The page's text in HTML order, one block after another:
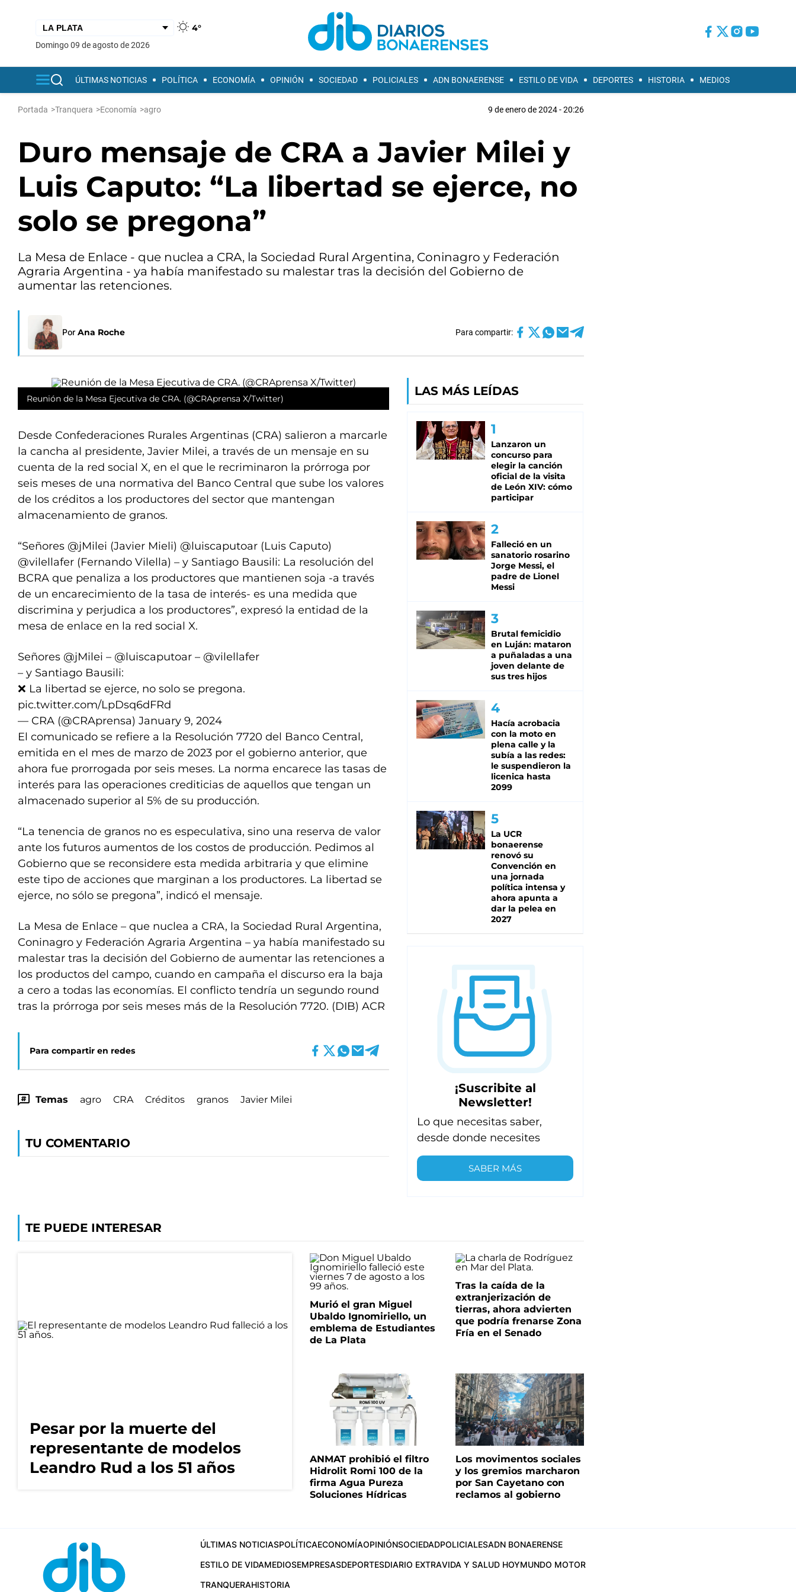
4°
domingo 09 de agosto de 2026
ÚLTIMAS NOTICIAS POLÍTICA ECONOMÍA OPINIÓN SOCIEDAD POLICIALES ADN BONAERENSE ESTILO DE VIDA DEPORTES HISTORIA MEDIOS
Portada >Tranquera >Economía >agro 9 de enero de 2024 - 20:26
Duro mensaje de CRA a Javier Milei y
Luis Caputo: “La libertad se ejerce, no
solo se pregona”
La Mesa de Enlace - que nuclea a CRA, la Sociedad Rural Argentina, Coninagro y Federación
Agraria Argentina - ya había manifestado su malestar tras la decisión del Gobierno de
aumentar las retenciones.
Por Ana Roche Para compartir:
Reunión de la Mesa Ejecutiva de CRA. (@CRAprensa X/Twitter)
Desde Confederaciones Rurales Argentinas (CRA) salieron a marcarle
la cancha al presidente, Javier Milei, a través de un mensaje en su
cuenta de la red social X, en el que le recriminaron la prórroga por
seis meses de una normativa del Banco Central que sube los valores
de los créditos a los productores del sector que mantengan
almacenamiento de granos.
“Señores @jMilei (Javier Mieli) @luiscaputoar (Luis Caputo)
@vilellafer (Fernando Vilella) – y Santiago Bausili: La resolución del
BCRA que penaliza a los productores que mantienen soja -a través
de un encarecimiento de la tasa de interés- es una medida que
discrimina y perjudica a los productores”, expresó la entidad de la
mesa de enlace en la red social X.
Señores @jMilei – @luiscaputoar – @vilellafer
– y Santiago Bausili:
❌ La libertad se ejerce, no solo se pregona.
pic.twitter.com/LpDsq6dFRd
— CRA (@CRAprensa) January 9, 2024
El comunicado se refiere a la Resolución 7720 del Banco Central,
emitida en el mes de marzo de 2023 por el gobierno anterior, que
ahora fue prorrogada por seis meses. La norma encarece las tasas de
interés para las operaciones crediticias de aquellos que tengan un
almacenado superior al 5% de su producción.
“La tenencia de granos no es especulativa, sino una reserva de valor
ante los futuros aumentos de los costos de producción. Pedimos al
Gobierno que se reconsidere esta medida arbitraria y que elimine
este tipo de acciones que marginan a los productores. La libertad se
ejerce, no sólo se pregona”, indicó el mensaje.
La Mesa de Enlace – que nuclea a CRA, la Sociedad Rural Argentina,
Coninagro y Federación Agraria Argentina – ya había manifestado su
malestar tras la decisión del Gobierno de aumentar las retenciones a
los productos del campo, cuando en campaña el discurso era la baja
a cero a todas las economías. El conflicto tendría un segundo round
tras la prórroga por seis meses más de la Resolución 7720. (DIB) ACR
Para compartir en redes
Temas agro CRA Créditos granos Javier Milei
TU COMENTARIO
LAS MÁS LEÍDAS
Lanzaron un
concurso para
elegir la canción
oficial de la visita
de León XIV: cómo
participar
Falleció en un
sanatorio rosarino
Jorge Messi, el
padre de Lionel
Messi
Brutal femicidio
en Luján: mataron
a puñaladas a una
joven delante de
sus tres hijos
Hacía acrobacia
con la moto en
plena calle y la
subía a las redes:
le suspendieron la
licenica hasta
2099
La UCR
bonaerense
renovó su
Convención en
una jornada
política intensa y
ahora apunta a
dar la pelea en
2027
¡Suscribite al
Newsletter!
Lo que necesitas saber,
desde donde necesites
SABER MÁS
TE PUEDE INTERESAR
Pesar por la muerte del
representante de modelos
Leandro Rud a los 51 años
Murió el gran Miguel
Ubaldo Ignomiriello, un
emblema de Estudiantes
de La Plata
Tras la caída de la
extranjerización de
tierras, ahora advierten
que podría frenarse Zona
Fría en el Senado
ANMAT prohibió el filtro
Hidrolit Romi 100 de la
firma Agua Pureza
Soluciones Hídricas
Los movimentos sociales
y los gremios marcharon
por San Cayetano con
reclamos al gobierno
ÚLTIMAS NOTICIASPOLÍTICAECONOMÍAOPINIÓNSOCIEDADPOLICIALESADN BONAERENSE
ESTILO DE VIDAMEDIOSEMPRESASDEPORTESDIARIO EXTRAVIDA Y SALUD HOYMUNDO MOTOR
TRANQUERAHISTORIA